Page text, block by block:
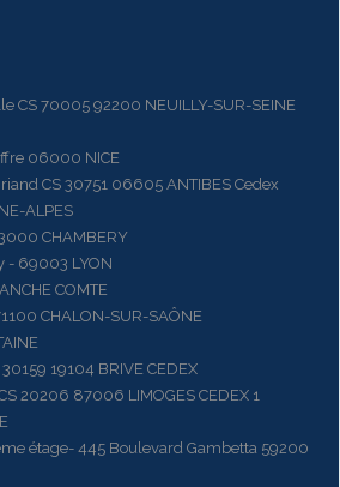
70005 92200 NEUILLY-SUR-SEINE
06000 NICE
CS 30751 06605 ANTIBES Cedex
ALPES
CHAMBERY
69003 LYON
COMTE
CHALON-SUR-SAÔNE
19104 BRIVE CEDEX
20206 87006 LIMOGES CEDEX 1
étage- 445 Boulevard Gambetta 59200